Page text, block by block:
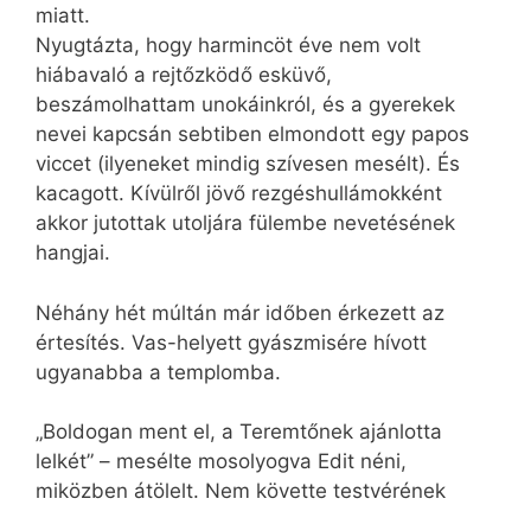
miatt.
Nyugtázta, hogy harmincöt éve nem volt
hiábavaló a rejtőzködő esküvő,
beszámolhattam unokáinkról, és a gyerekek
nevei kapcsán sebtiben elmondott egy papos
viccet (ilyeneket mindig szívesen mesélt). És
kacagott. Kívülről jövő rezgéshullámokként
akkor jutottak utoljára fülembe nevetésének
hangjai.
Néhány hét múltán már időben érkezett az
értesítés. Vas-helyett gyászmisére hívott
ugyanabba a templomba.
„Boldogan ment el, a Teremtőnek ajánlotta
lelkét” – mesélte mosolyogva Edit néni,
miközben átölelt. Nem követte testvérének